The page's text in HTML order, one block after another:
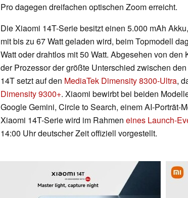
Pro dagegen dreifachen optischen Zoom erreicht.
Die Xiaomi 14T-Serie besitzt einen 5.000 mAh
mit bis zu 67 Watt geladen wird, beim Topmodell
Watt oder drahtlos mit 50 Watt. Abgesehen von
der Prozessor der größte Unterschied zwischen
14T setzt auf den MediaTek Dimensity 8300-Ultra,
Dimensity 9300+. Xiaomi bewirbt bei beiden
Google Gemini, Circle to Search, einem AI-Porträt-
Xiaomi 14T-Serie wird im Rahmen eines Launch-
14:00 Uhr deutscher Zeit offiziell vorgestellt.